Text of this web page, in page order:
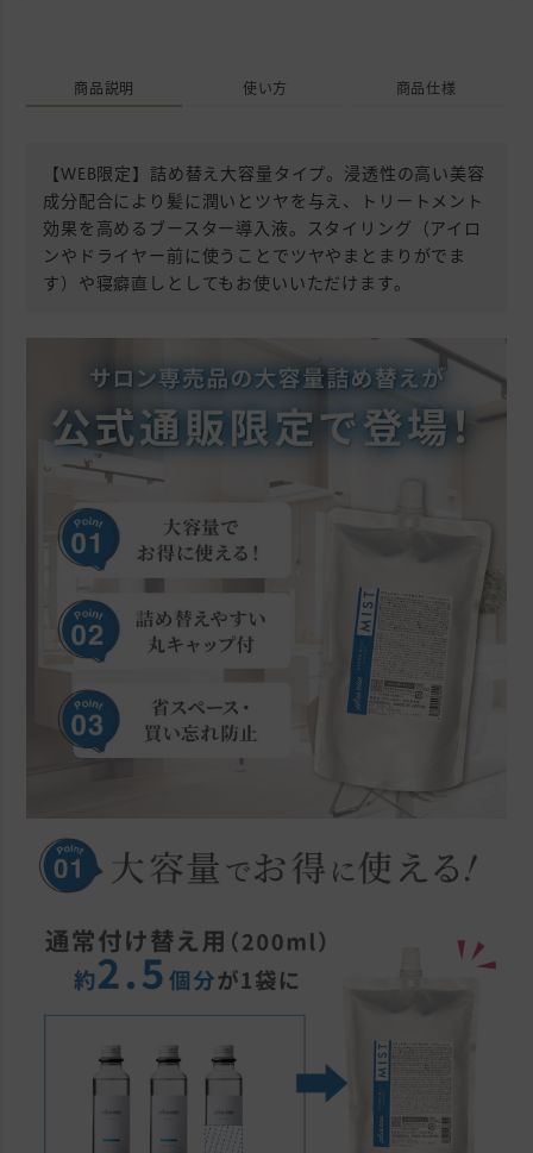
商品説明 使い方 商品仕様
【WEB限定】詰め替え大容量タイプ。浸透性の高い美容
成分配合により髪に潤いとツヤを与え、トリートメント
効果を高めるブースター導入液。スタイリング（アイロ
ンやドライヤー前に使うことでツヤやまとまりがでま
す）や寝癖直しとしてもお使いいただけます。